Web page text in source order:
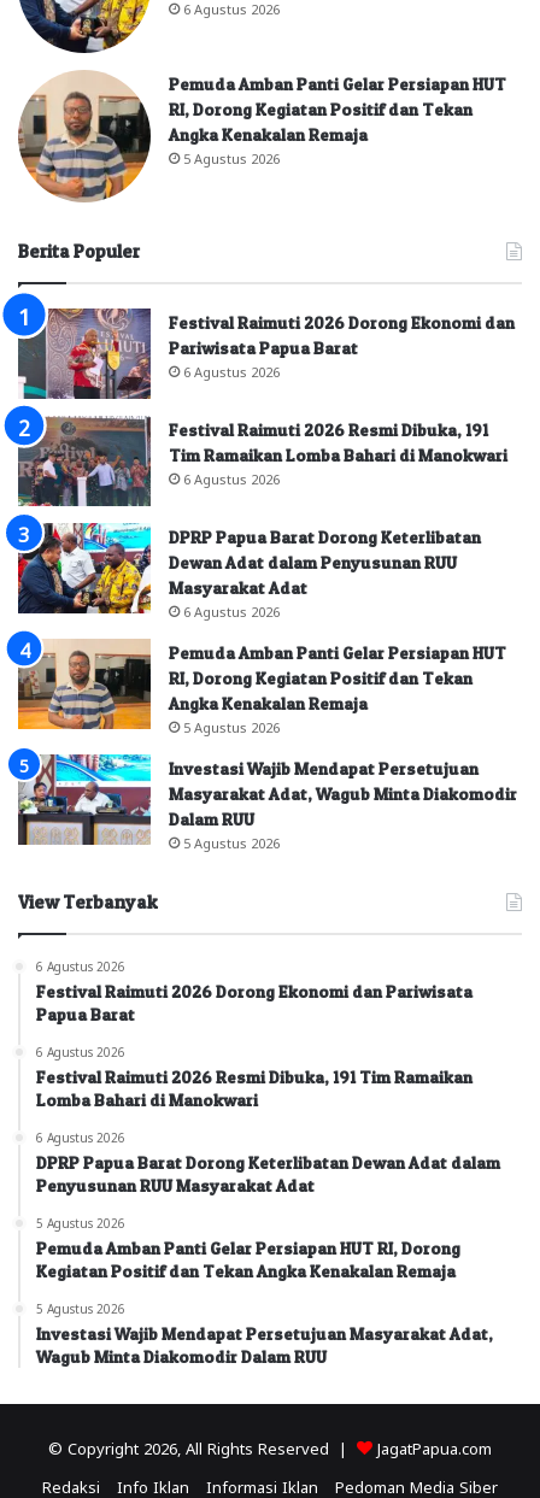
6 Agustus 2026
Pemuda Amban Panti Gelar Persiapan HUT
RI, Dorong Kegiatan Positif dan Tekan
Angka Kenakalan Remaja
5 Agustus 2026
Berita Populer
Festival Raimuti 2026 Dorong Ekonomi dan
Pariwisata Papua Barat
6 Agustus 2026
Festival Raimuti 2026 Resmi Dibuka, 191
Tim Ramaikan Lomba Bahari di Manokwari
6 Agustus 2026
DPRP Papua Barat Dorong Keterlibatan
Dewan Adat dalam Penyusunan RUU
Masyarakat Adat
6 Agustus 2026
Pemuda Amban Panti Gelar Persiapan HUT
RI, Dorong Kegiatan Positif dan Tekan
Angka Kenakalan Remaja
5 Agustus 2026
Investasi Wajib Mendapat Persetujuan
Masyarakat Adat, Wagub Minta Diakomodir
Dalam RUU
5 Agustus 2026
View Terbanyak
6 Agustus 2026
Festival Raimuti 2026 Dorong Ekonomi dan Pariwisata
Papua Barat
6 Agustus 2026
Festival Raimuti 2026 Resmi Dibuka, 191 Tim Ramaikan
Lomba Bahari di Manokwari
6 Agustus 2026
DPRP Papua Barat Dorong Keterlibatan Dewan Adat dalam
Penyusunan RUU Masyarakat Adat
5 Agustus 2026
Pemuda Amban Panti Gelar Persiapan HUT RI, Dorong
Kegiatan Positif dan Tekan Angka Kenakalan Remaja
5 Agustus 2026
Investasi Wajib Mendapat Persetujuan Masyarakat Adat,
Wagub Minta Diakomodir Dalam RUU
© Copyright 2026, All Rights Reserved | JagatPapua.com
Redaksi Info Iklan Informasi Iklan Pedoman Media Siber